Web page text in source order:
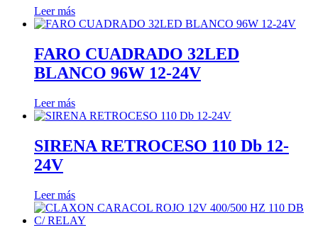
Leer más
FARO CUADRADO 32LED
BLANCO 96W 12-24V
Leer más
SIRENA RETROCESO 110 Db 12-
24V
Leer más